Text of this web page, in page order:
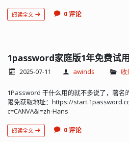
阅读全文 0 评论
1password家庭版1年免费试用
2025-07-11 awinds 收
1Password 干什么用的就不多说了，著名
限免获取地址：https://
c=CANVA&l=zh-Hans
阅读全文 0 评论